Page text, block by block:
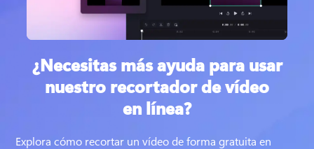
¿Necesitas más ayuda para usar
nuestro recortador de vídeo
en línea?
Explora cómo recortar un vídeo de forma gratuita en